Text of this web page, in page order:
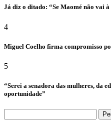
Já diz o ditado: “Se Maomé não vai
4
Miguel Coelho firma compromisso
5
“Serei a senadora das mulheres, da
oportunidade”